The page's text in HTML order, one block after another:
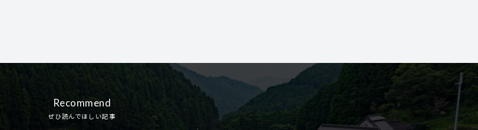
Recommend
ぜひ読んでほしい記事